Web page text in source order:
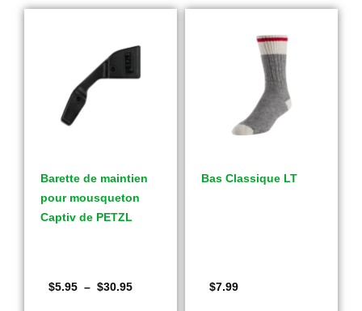
Barette de maintien
pour mousqueton
Captiv de PETZL
$5.95 – $30.95
Bas Classique LT
$7.99